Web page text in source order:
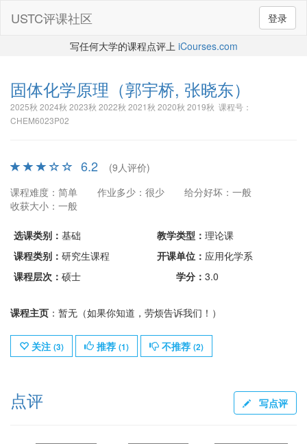
登录
USTC评课社区
写任何大学的课程点评上 iCourses.com
固体化学原理 （郭宇桥, 张晓东）
2025秋 2024秋 2023秋 2022秋 2021秋 2020秋 2019秋 课程号：
CHEM6023P02
6.2
(9人评价)
课程难度：简单
作业多少：很少
给分好坏：一般
收获大小：一般
选课类别： 基础 教学类型： 理论课
课程类别： 研究生课程 开课单位： 应用化学系
课程层次： 硕士 学分： 3.0
课程主页 ：暂无（如果你知道，劳烦告诉我们！）
关注 (3) 推荐 (1) 不推荐 (2)
点评 写点评